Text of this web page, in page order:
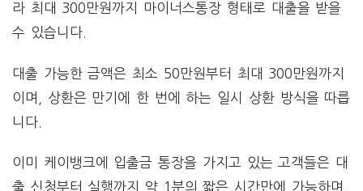
라 최대 300만원까지 마이너스통장 형태로 대출을 받을
수 있습니다.
대출 가능한 금액은 최소 50만원부터 최대 300만원까지
이며, 상환은 만기에 한 번에 하는 일시 상환 방식을 따릅
니다.
이미 케이뱅크에 입출금 통장을 가지고 있는 고객들은 대
출 신청부터 실행까지 약 1분의 짧은 시간만에 가능하며,